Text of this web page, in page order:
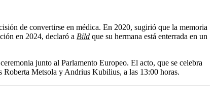
de convertirse en médica. En 2020, sugirió que la memoria
en 2024, declaró a Bild que su hermana está enterrada en un
junto al Parlamento Europeo. El acto, que se celebra
Roberta Metsola y Andrius Kubilius, a las 13:00 horas.